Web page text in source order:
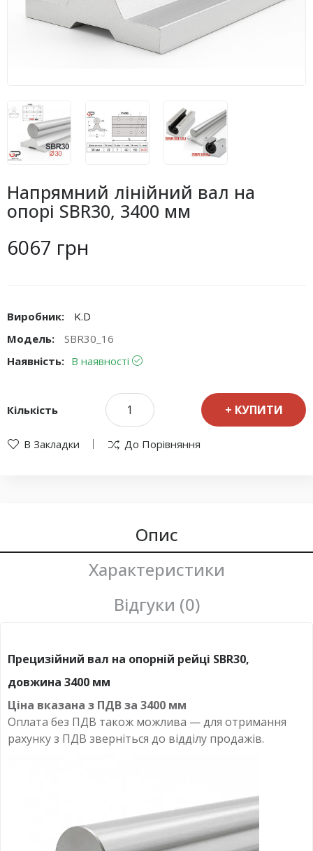
Напрямний лінійний вал на
опорі SBR30, 3400 мм
6067 грн
Виробник:
K.D
Модель:
SBR30_16
Наявність: В наявності
Кількість КУПИТИ
В Закладки До Порівняння
Опис
Характеристики
Відгуки (0)
Прецизійний вал на опорній рейці SBR30,
довжина 3400 мм
Ціна вказана з ПДВ за 3400 мм
Оплата без ПДВ також можлива — для отримання
рахунку з ПДВ зверніться до відділу продажів.